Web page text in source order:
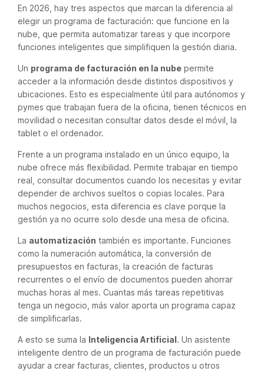
En 2026, hay tres aspectos que marcan la diferencia al
elegir un programa de facturación: que funcione en la
nube, que permita automatizar tareas y que incorpore
funciones inteligentes que simplifiquen la gestión diaria.
Un programa de facturación en la nube permite
acceder a la información desde distintos dispositivos y
ubicaciones. Esto es especialmente útil para autónomos y
pymes que trabajan fuera de la oficina, tienen técnicos en
movilidad o necesitan consultar datos desde el móvil, la
tablet o el ordenador.
Frente a un programa instalado en un único equipo, la
nube ofrece más flexibilidad. Permite trabajar en tiempo
real, consultar documentos cuando los necesitas y evitar
depender de archivos sueltos o copias locales. Para
muchos negocios, esta diferencia es clave porque la
gestión ya no ocurre solo desde una mesa de oficina.
La automatización también es importante. Funciones
como la numeración automática, la conversión de
presupuestos en facturas, la creación de facturas
recurrentes o el envío de documentos pueden ahorrar
muchas horas al mes. Cuantas más tareas repetitivas
tenga un negocio, más valor aporta un programa capaz
de simplificarlas.
A esto se suma la Inteligencia Artificial. Un asistente
inteligente dentro de un programa de facturación puede
ayudar a crear facturas, clientes, productos u otros